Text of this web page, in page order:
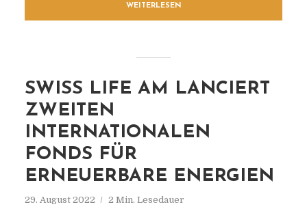
WEITERLESEN
SWISS LIFE AM LANCIERT
ZWEITEN
INTERNATIONALEN
FONDS FÜR
ERNEUERBARE ENERGIEN
29. August 2022 2 Min. Lesedauer